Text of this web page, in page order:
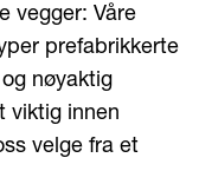
vegger: Våre
prefabrikkerte
nøyaktig
viktig innen
velge fra et